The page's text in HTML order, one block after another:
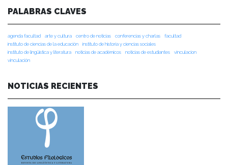
PALABRAS CLAVES
agenda facultad arte y cultura centro de noticias conferencias y charlas
facultad
instituto de ciencias de la educación
instituto de historia y ciencias sociales
instituto de lingüística y literatura
noticias de académicos noticias de estudiantes
vinculacion
vinculación
NOTICIAS RECIENTES